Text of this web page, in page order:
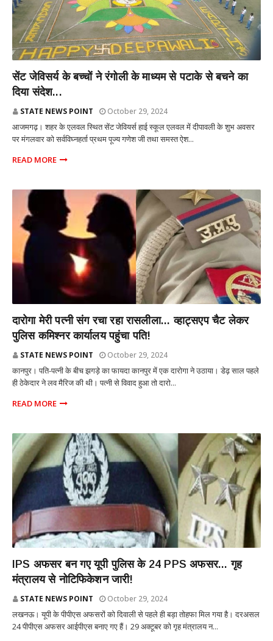
सेंट जेविसर्य के बच्चों ने रंगोली के माध्यम से पटाके से बचने का
दिया संदेश...
STATE NEWS POINT October 29, 2024
आजमगढ़। शहर के एलवल स्थित सेंट जेवियर्स हाई स्कूल एलवल में दीपावली के शुभ अवसर
पर मंगलवार को सर्वविघ्नहर्ता प्रथम पूज्य गणेश जी तथा समस्त ऐश...
READ MORE
दारोगा मेरी पत्नी संग रचा रहा रासलीला... व्हाट्सएप चैट लेकर
पुलिस कमिश्नर कार्यालय पहुंचा पति!
STATE NEWS POINT October 29, 2024
कानपुर। पति-पत्नी के बीच झगड़े का फायदा कानपुर में एक दारोगा ने उठाया। डेढ़ साल पहले
ही ठेकेदार ने लव मैरिज की थी। पत्नी से विवाद हुआ तो दारो...
READ MORE
IPS अफसर बन गए यूपी पुलिस के 24 PPS अफसर... गृह
मंत्रालय से नोटिफिकेशन जारी!
STATE NEWS POINT October 29, 2024
लखनऊ। यूपी के पीपीएस अफसरों को दिवाली से पहले ही बड़ा तोहफा मिल गया है। दरअसल
24 पीपीएस अफसर आईपीएस बनाए गए हैं। 29 अक्टूबर को गृह मंत्रालय न...